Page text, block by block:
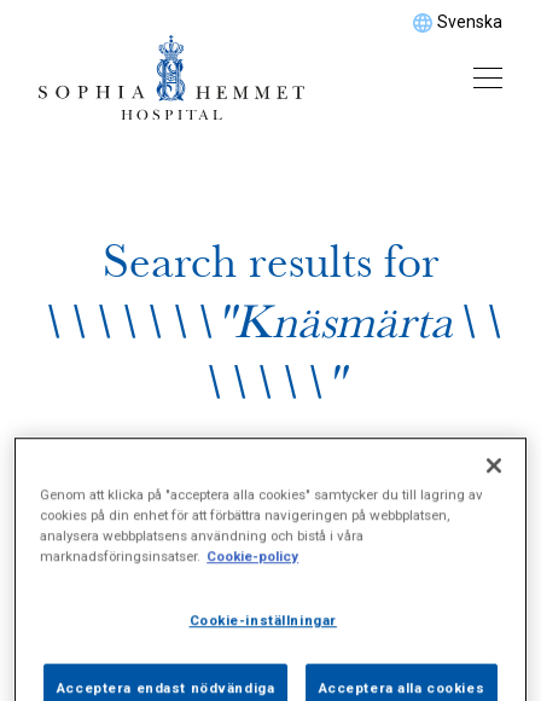
Svenska
Search results for
\\\\\\\"Knäsmärta\\
\\\\\"
Alla (3) Vårdgivare (2) Specialister (0)
Genom att klicka på "acceptera alla cookies" samtycker du till lagring av
cookies på din enhet för att förbättra navigeringen på webbplatsen,
analysera webbplatsens användning och bistå i våra
marknadsföringsinsatser. Cookie-policy
Cookie-inställningar
Acceptera endast nödvändiga Acceptera alla cookies